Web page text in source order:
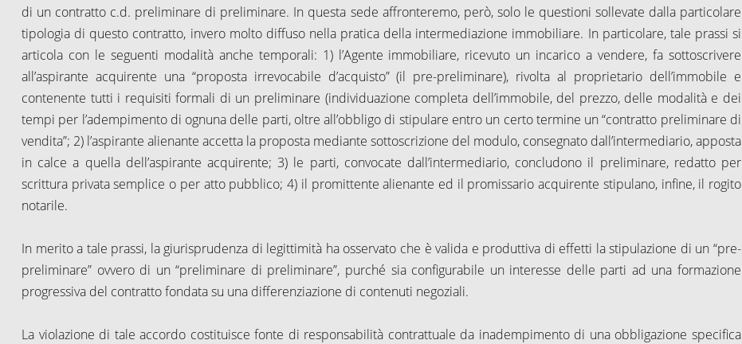
di un contratto c.d. preliminare di preliminare. In questa sede affronteremo, però, solo le questioni sollevate dalla particolare
tipologia di questo contratto, invero molto diffuso nella pratica della intermediazione immobiliare. In particolare, tale prassi si
articola con le seguenti modalità anche temporali: 1) l’Agente immobiliare, ricevuto un incarico a vendere, fa sottoscrivere
all’aspirante acquirente una “proposta irrevocabile d’acquisto” (il pre-preliminare), rivolta al proprietario dell’immobile e
contenente tutti i requisiti formali di un preliminare (individuazione completa dell’immobile, del prezzo, delle modalità e dei
tempi per l’adempimento di ognuna delle parti, oltre all’obbligo di stipulare entro un certo termine un “contratto preliminare di
vendita”; 2) l’aspirante alienante accetta la proposta mediante sottoscrizione del modulo, consegnato dall’intermediario, apposta
in calce a quella dell’aspirante acquirente; 3) le parti, convocate dall’intermediario, concludono il preliminare, redatto per
scrittura privata semplice o per atto pubblico; 4) il promittente alienante ed il promissario acquirente stipulano, infine, il rogito
notarile.
In merito a tale prassi, la giurisprudenza di legittimità ha osservato che è valida e produttiva di effetti la stipulazione di un “pre-
preliminare” ovvero di un “preliminare di preliminare”, purché sia configurabile un interesse delle parti ad una formazione
progressiva del contratto fondata su una differenziazione di contenuti negoziali.
La violazione di tale accordo costituisce fonte di responsabilità contrattuale da inadempimento di una obbligazione specifica